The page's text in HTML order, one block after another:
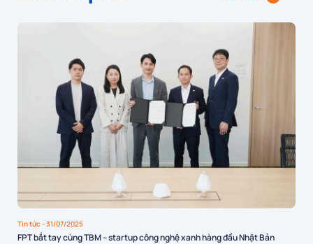
Tin tức- 31/07/2025
FPT bắt tay cùng TBM – startup công nghệ xanh hàng đầu Nhật Bản